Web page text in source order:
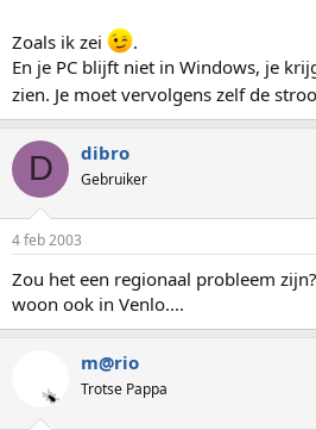
Remy
Zoals ik zei
.
En je PC blijft niet in Windows, je
zien. Je moet vervolgens zelf de
D dibro
Gebruiker
4 feb 2003
Zou het een regionaal probleem
woon ook in Venlo....
m@rio
Trotse Pappa